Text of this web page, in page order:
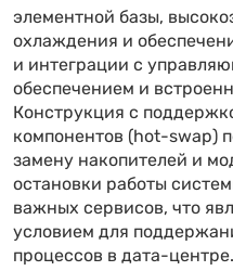
элементной базы,
охлаждения и
и интеграции с
обеспечением и
Конструкция с
компонентов (hot-swap)
замену накопителей и
остановки работы
важных сервисов, что
условием для
процессов в дата-центре.